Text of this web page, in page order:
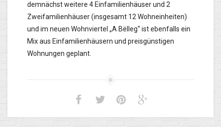
demnächst weitere 4 Einfamilienhäuser und 2
Zweifamilienhäuser (insgesamt 12 Wohneinheiten)
und im neuen Wohnviertel „A Bëlleg“ ist ebenfalls ein
Mix aus Einfamilienhäusern und preisgünstigen
Wohnungen geplant.